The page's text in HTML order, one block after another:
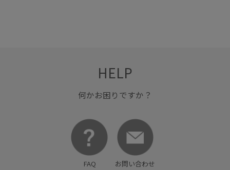
HELP
何かお困りですか？
FAQ
お問い合わせ